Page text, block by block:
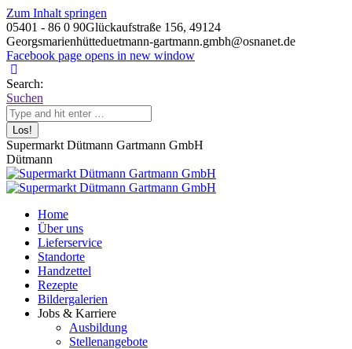
Zum Inhalt springen
05401 - 86 0 90Glückaufstraße 156, 49124
Georgsmarienhütteduetmann-gartmann.gmbh@osnanet.de
Facebook page opens in new window
Search:
Suchen
Supermarkt Dütmann Gartmann GmbH
Dütmann
Home
Über uns
Lieferservice
Standorte
Handzettel
Rezepte
Bildergalerien
Jobs & Karriere
Ausbildung
Stellenangebote